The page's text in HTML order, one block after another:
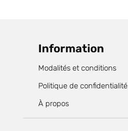
Information
Modalités et conditions
Politique de confidentialité
À propos